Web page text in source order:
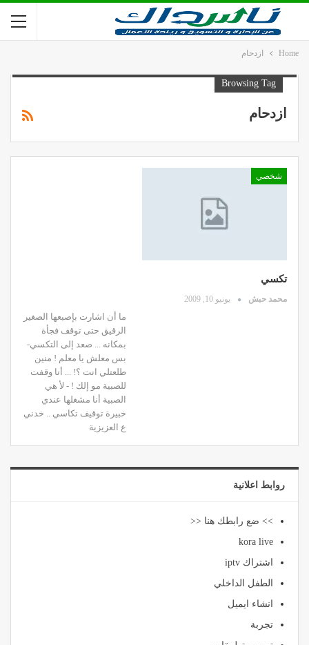
Home ازدحام
Browsing Tag
ازدحام
شخصي
تكسي
محمد حبش يونيو 10, 2009
ما أن اشارت بإصبعها الصغير
الرقيق حتى توقف فجأة
بمكانه ... صعد إلى التكسي-
بس معلش يا معلم ! منين
طلعتلي انت ؟! ... أنا وقفت
للصبية مو إلك ! - لأ هي
الصبية أنا مشغلها عندي
خبيرة توقيف تكاسي .. خدني
ع العزيزية
روابط اعلانية
>> ضع رابطك هنا <<
kora live
اشتراك iptv
الطفل الداخلي
انشاء ايميل
تجربة